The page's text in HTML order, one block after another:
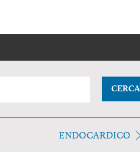
CERCA
ENDOCARDICO